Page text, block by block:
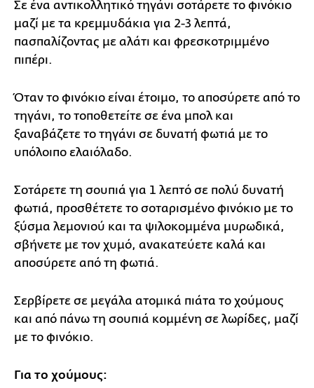
Σε ένα αντικολλητικό τηγάνι σοτάρετε το φινόκιο
μαζί με τα κρεμμυδάκια για 2-3 λεπτά,
πασπαλίζοντας με αλάτι και φρεσκοτριμμένο
πιπέρι.
Όταν το φινόκιο είναι έτοιμο, το αποσύρετε από το
τηγάνι, το τοποθετείτε σε ένα μπολ και
ξαναβάζετε το τηγάνι σε δυνατή φωτιά με το
υπόλοιπο ελαιόλαδο.
Σοτάρετε τη σουπιά για 1 λεπτό σε πολύ δυνατή
φωτιά, προσθέτετε το σοταρισμένο φινόκιο με το
ξύσμα λεμονιού και τα ψιλοκομμένα μυρωδικά,
σβήνετε με τον χυμό, ανακατεύετε καλά και
αποσύρετε από τη φωτιά.
Σερβίρετε σε μεγάλα ατομικά πιάτα το χούμους
και από πάνω τη σουπιά κομμένη σε λωρίδες, μαζί
με το φινόκιο.
Για το χούμους: